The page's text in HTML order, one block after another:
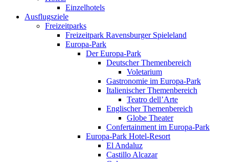
Einzelhotels
Ausflugsziele
Freizeitparks
Freizeitpark Ravensburger Spieleland
Europa-Park
Der Europa-Park
Deutscher Themenbereich
Voletarium
Gastronomie im Europa-Park
Italienischer Themenbereich
Teatro dell’Arte
Englischer Themenbereich
Globe Theater
Confertainment im Europa-Park
Europa-Park Hotel-Resort
El Andaluz
Castillo Alcazar